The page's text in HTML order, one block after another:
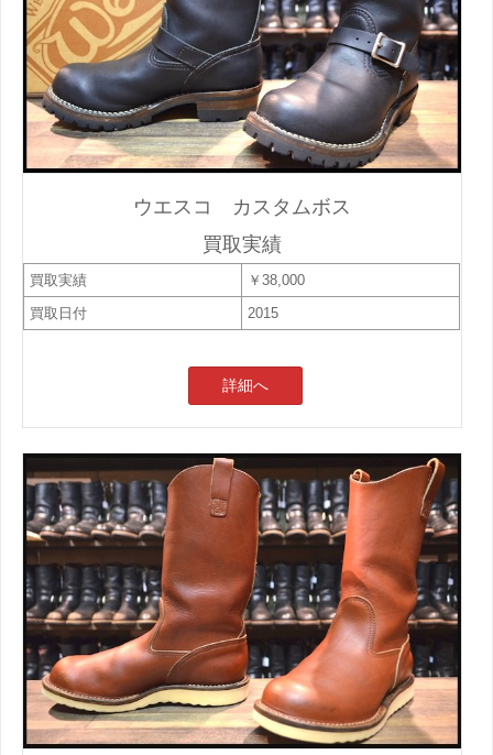
ウエスコ カスタムボス
買取実績
買取実績
￥38,000
買取日付
2015
詳細へ